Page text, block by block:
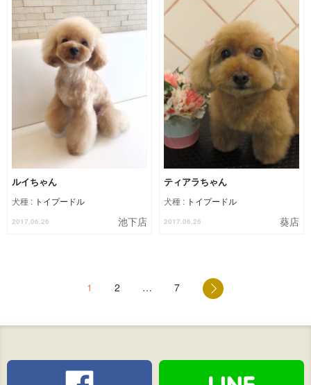
ルイちゃん
犬種 : トイプードル
2017.06.26 池下店
ティアラちゃん
犬種 : トイプードル
2017.06.26 葵店
1 2 … 7